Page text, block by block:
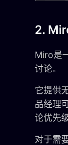
2.
Miro是
讨论。
它提供
品经理
论优先
对于需